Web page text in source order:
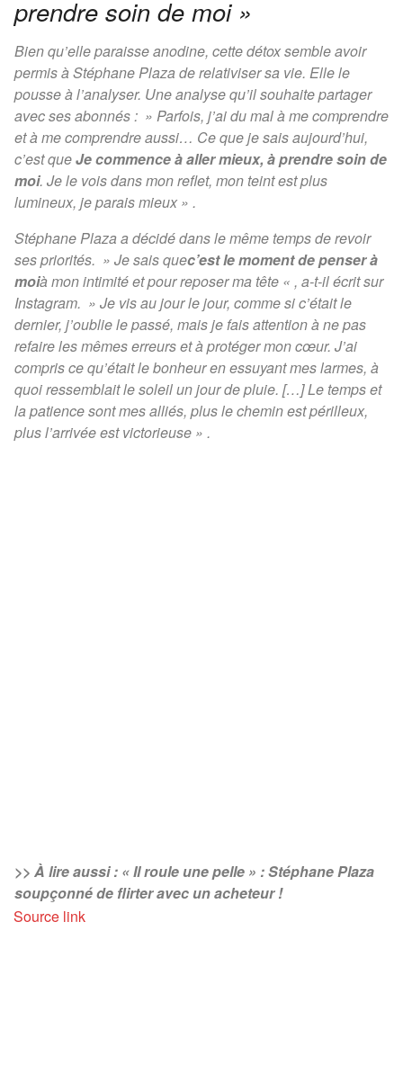
prendre soin de moi »
Bien qu’elle paraisse anodine, cette détox semble avoir
permis à Stéphane Plaza de relativiser sa vie. Elle le
pousse à l’analyser. Une analyse qu’il souhaite partager
avec ses abonnés : » Parfois, j’ai du mal à me comprendre
et à me comprendre aussi… Ce que je sais aujourd’hui,
c’est queJe commence à aller mieux, à prendre soin de
moi. Je le vois dans mon reflet, mon teint est plus
lumineux, je parais mieux » .
Stéphane Plaza a décidé dans le même temps de revoir
ses priorités. » Je sais quec’est le moment de penser à
moià mon intimité et pour reposer ma tête « , a-t-il écrit sur
Instagram. » Je vis au jour le jour, comme si c’était le
dernier, j’oublie le passé, mais je fais attention à ne pas
refaire les mêmes erreurs et à protéger mon cœur. J’ai
compris ce qu’était le bonheur en essuyant mes larmes, à
quoi ressemblait le soleil un jour de pluie. […] Le temps et
la patience sont mes alliés, plus le chemin est périlleux,
plus l’arrivée est victorieuse » .
>> À lire aussi : « Il roule une pelle » : Stéphane Plaza
soupçonné de flirter avec un acheteur !
Source link